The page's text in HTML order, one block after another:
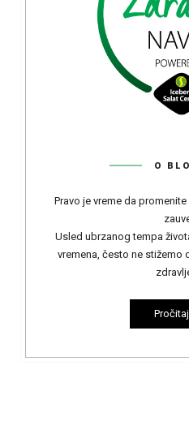
O
Pravo je vreme da
Usled ubrzanog tempa
vremena, često ne stižemo